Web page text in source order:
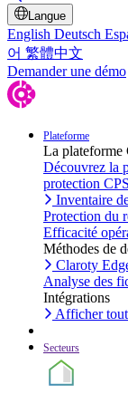
Langue
English Deutsch
어 繁體中文
Demander une démo
Plateforme
La plateforme
Découvrez la
protection CPS
Inventaire
Protection du
Efficacité
Méthodes de
Claroty
Analyse des
Intégrations
Afficher
Secteurs